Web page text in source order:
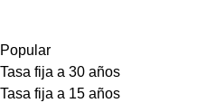
Popular
Tasa fija a 30 años
Tasa fija a 15 años